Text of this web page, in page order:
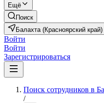
Ещё
Поиск
Балахта (Красноярский край)
Войти
Войти
Зарегистрироваться
Поиск сотрудников в
/